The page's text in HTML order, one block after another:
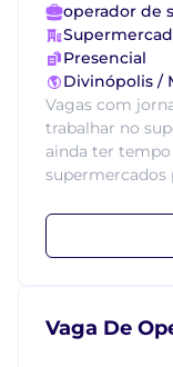
operador de
Presencial
Divinópolis /
Vagas com
trabalhar no
ainda ter
supermercados
Vaga De